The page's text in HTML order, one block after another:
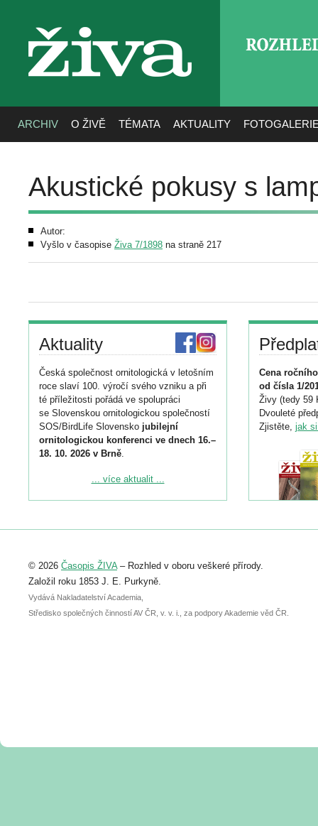
živa
ARCHIV O ŽIVĚ TÉMATA AKTUALITY
Akustické pokusy s
Autor:
Vyšlo v časopise Živa 7/1898 na straně 217
Aktuality
Česká společnost ornitologická v letošním
roce slaví 100. výročí svého vzniku a při
té příležitosti pořádá ve spolupráci
se Slovenskou ornitologickou společností
SOS/BirdLife Slovensko jubilejní
ornitologickou konferenci ve dnech 16.–
18. 10. 2026 v Brně.
Podrobnější informace ke konferenci
Registrovat se můžete do 6. září.
abstraktu přihlášené přednášky nebo
posteru je už 30. června.
... více aktualit ...
Cena
od čísla 1/
Živy (tedy 59
Dvouleté
Zjistěte, jak
© 2026 Časopis ŽIVA– Rozhled v oboru veškeré přírody.
Založil roku 1853 J. E. Purkyně.
Vydává Nakladatelství Academia,
Středisko společných činností AV ČR, v. v. i., za podpory Akademie věd ČR.